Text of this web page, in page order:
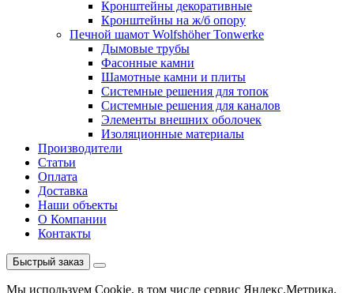
Кронштейны декоративные
Кронштейны на ж/б опору
Печной шамот Wolfshöher Tonwerke
Дымовые трубы
Фасонные камни
Шамотные камни и плиты
Системные решения для топок
Системные решения для каналов
Элементы внешних оболочек
Изоляционные материалы
Производители
Статьи
Оплата
Доставка
Наши объекты
О Компании
Контакты
Быстрый заказ
Мы используем Cookie, в том числе сервис Яндекс.Метрика.